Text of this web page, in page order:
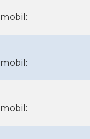
mobil:
mobil:
mobil: